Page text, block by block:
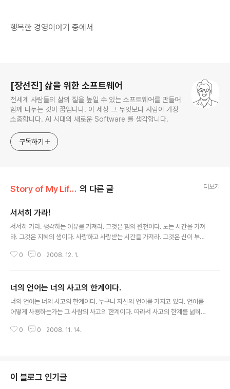
행복한 경영이야기 중에서
[장선진] 삶을 위한 소프트웨어
전세계 사람들의 삶의 질을 높일 수 있는 소프트웨어를 만들어
함께 나누는 것이 꿈입니다. 이 세상 그 무엇보다 사람이 가장
소중합니다. AI 시대의 새로운 Software 를 생각합니다.
구독하기
Story of My Life/Maxim 의 다른 글 더보기
서서히 가라!
서서히 가라. 생각하는 여유를 가져라. 그것은 힘의 원천이다. 노는 시간을 가져
라. 그것은 지혜의 샘이다. 사랑하고 사랑받는 시간을 가져라. 그것은 신이 부여
어라. 그것은 영혼의 음악이다. 남에게 주는 시간을 가져라. 자기중심적이기에
0 0 2008. 12. 1.
너의 언어는 너의 사고의 한계이다.
너의 언어는 너의 사고의 한계이다. 누구나 자신의 언어를 가지고 있다. 언어를
어떻게 사용하는가는 그 사람의 사고의 한계이다. 따라서 사고의 한계를 넓히는
하여 사고를 넓히는 과정을 위하여 꾸준하게 공부를 하여야 한다.
0 0 2008. 11. 14.
이 블로그 인기글